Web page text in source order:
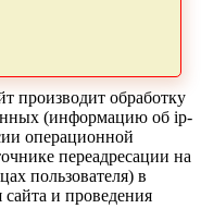
производит обработку
(информацию об ip-
операционной
переадресации на
пользователя) в
и проведения